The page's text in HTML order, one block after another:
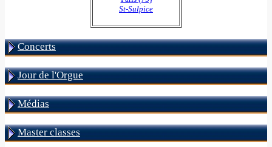
St-Sulpice
Concerts
Jour de l'Orgue
Médias
Master classes